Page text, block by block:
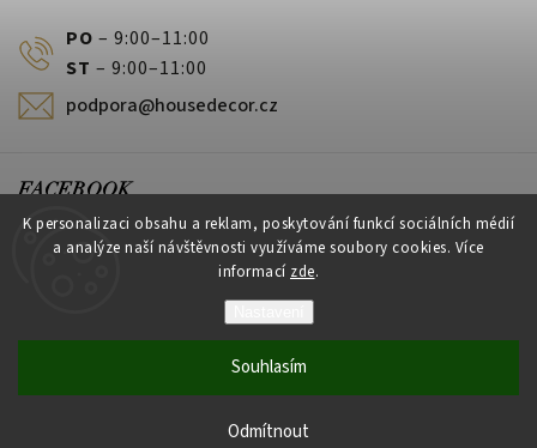
K personalizaci obsahu a reklam, poskytování funkcí sociálních médií
a analýze naší návštěvnosti využíváme soubory cookies. Více
informací zde.
Odmítnout
Souhlasím
PO – 9:00–11:00
ST – 9:00–11:00
podpora@housedecor.cz
FACEBOOK
Vytvořil Shoptet